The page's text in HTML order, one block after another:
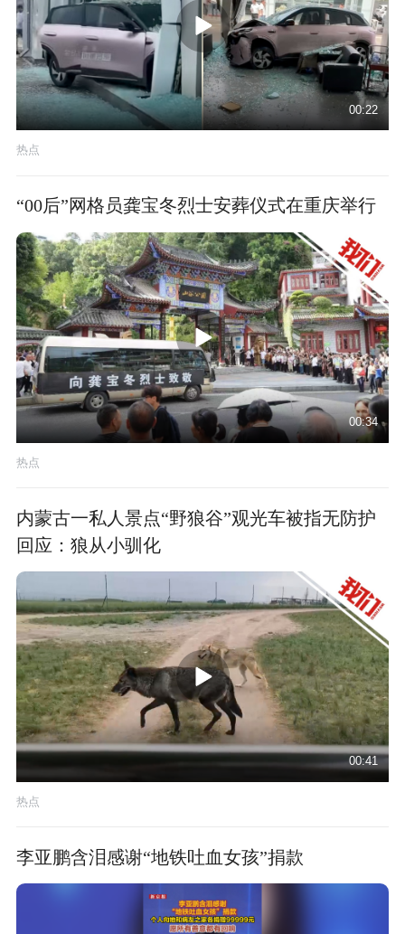
00:22
热点
“00后”网格员龚宝冬烈士安葬仪式在重庆举行
00:34
热点
内蒙古一私人景点“野狼谷”观光车被指无防护
回应：狼从小驯化
00:41
热点
李亚鹏含泪感谢“地铁吐血女孩”捐款